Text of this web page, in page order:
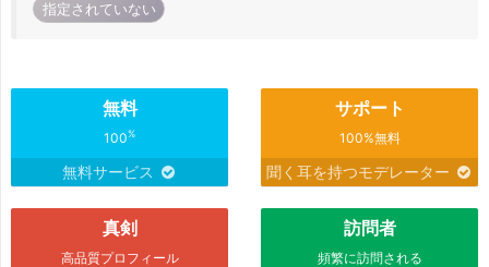
指定されていない
無料
100%
無料サービス
サポート
100%無料
聞く耳を持つモデレーター
真剣
高品質プロフィール
訪問者
頻繁に訪問される